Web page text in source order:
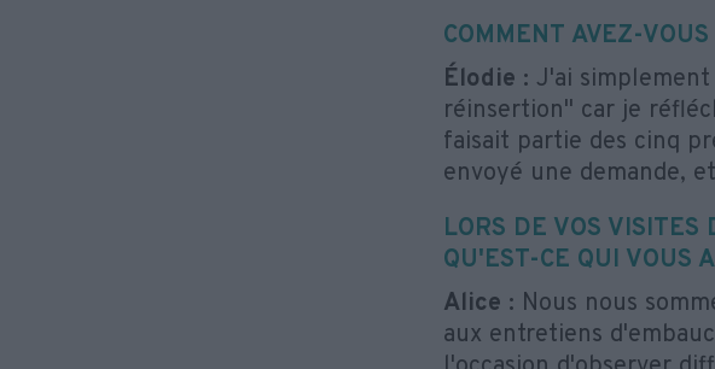
COMMENT AVEZ-
Élodie : J'ai
réinsertion" car je
faisait partie des cinq
envoyé une demande,
LORS DE VOS
QU'EST-CE QUI VOUS
Alice : Nous nous
aux entretiens